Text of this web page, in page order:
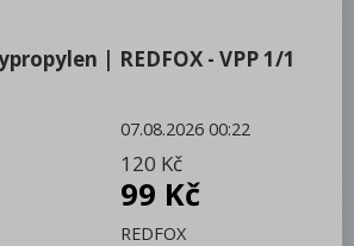
a zeleniny
| REDFOX - VPP 1/1
07.08.2026 00:22
120 Kč
99 Kč
REDFOX